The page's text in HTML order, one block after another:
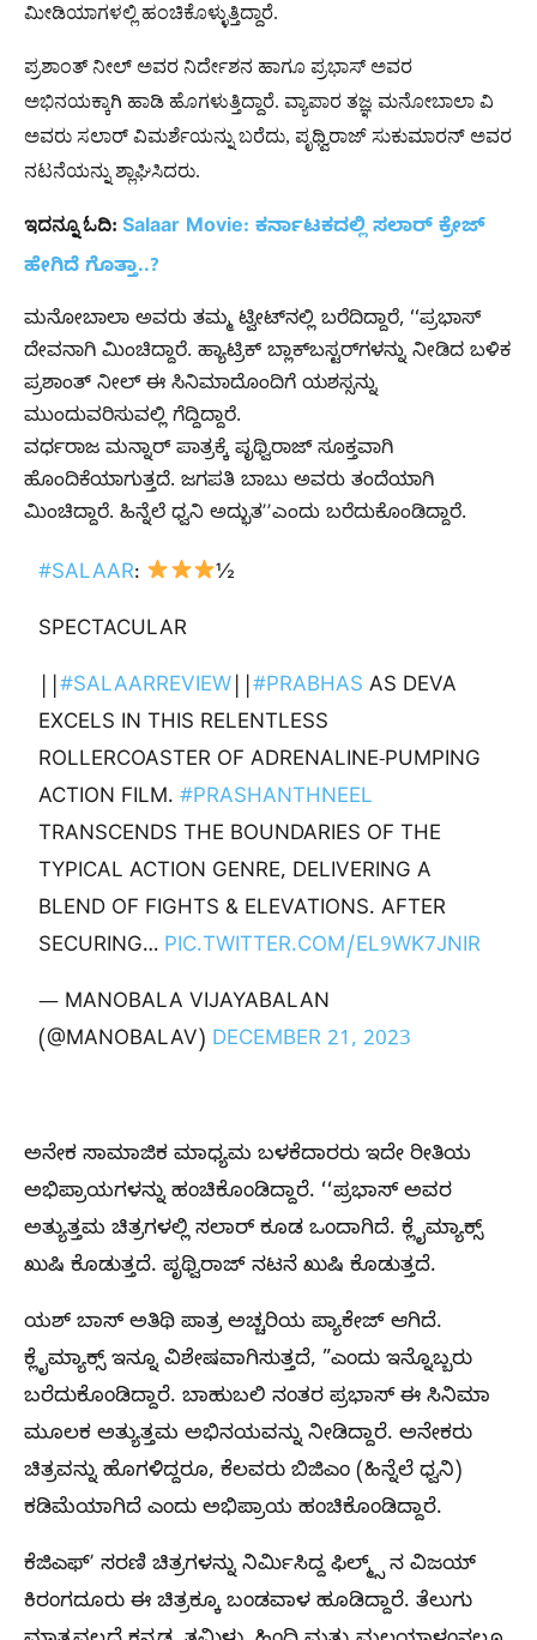
ಮೀಡಿಯಾಗಳಲ್ಲಿ ಹಂಚಿಕೊಳ್ಳುತ್ತಿದ್ದಾರೆ.
ಪ್ರಶಾಂತ್ ನೀಲ್ ಅವರ ನಿರ್ದೇಶನ ಹಾಗೂ ಪ್ರಭಾಸ್ ಅವರ
ಅಭಿನಯಕ್ಕಾಗಿ ಹಾಡಿ ಹೊಗಳುತ್ತಿದ್ದಾರೆ. ವ್ಯಾಪಾರ ತಜ್ಞ ಮನೋಬಾಲಾ ವಿ
ಅವರು ಸಲಾರ್ ವಿಮರ್ಶೆಯನ್ನು ಬರೆದು, ಪೃಥ್ವಿರಾಜ್ ಸುಕುಮಾರನ್ ಅವರ
ನಟನೆಯನ್ನು ಶ್ಲಾಘಿಸಿದರು.
ಇದನ್ನೂ ಓದಿ: Salaar Movie: ಕರ್ನಾಟಕದಲ್ಲಿ ಸಲಾರ್ ಕ್ರೇಜ್
ಹೇಗಿದೆ ಗೊತ್ತಾ..?
ಮನೋಬಾಲಾ ಅವರು ತಮ್ಮ ಟ್ವೀಟ್‌ನಲ್ಲಿ ಬರೆದಿದ್ದಾರೆ, ʻʻಪ್ರಭಾಸ್
ದೇವನಾಗಿ ಮಿಂಚಿದ್ದಾರೆ. ಹ್ಯಾಟ್ರಿಕ್ ಬ್ಲಾಕ್‌ಬಸ್ಟರ್‌ಗಳನ್ನು ನೀಡಿದ ಬಳಿಕ
ಪ್ರಶಾಂತ್‌ ನೀಲ್‌ ಈ ಸಿನಿಮಾದೊಂದಿಗೆ ಯಶಸ್ಸನ್ನು
ಮುಂದುವರಿಸುವಲ್ಲಿ ಗೆದ್ದಿದ್ದಾರೆ.
ವರ್ಧರಾಜ ಮನ್ನಾರ್ ಪಾತ್ರಕ್ಕೆ ಪೃಥ್ವಿರಾಜ್ ಸೂಕ್ತವಾಗಿ
ಹೊಂದಿಕೆಯಾಗುತ್ತದೆ. ಜಗಪತಿ ಬಾಬು ಅವರು ತಂದೆಯಾಗಿ
ಮಿಂಚಿದ್ದಾರೆ. ಹಿನ್ನೆಲೆ ಧ್ವನಿ ಅದ್ಭುತʼʼಎಂದು ಬರೆದುಕೊಂಡಿದ್ದಾರೆ.
#SALAAR: ½
SPECTACULAR
||#SALAARREVIEW ||#PRABHAS AS DEVA
EXCELS IN THIS RELENTLESS
ROLLERCOASTER OF ADRENALINE-PUMPING
ACTION FILM.#PRASHANTHNEEL
TRANSCENDS THE BOUNDARIES OF THE
TYPICAL ACTION GENRE, DELIVERING A
BLEND OF FIGHTS & ELEVATIONS. AFTER
SECURING… PIC.TWITTER.COM/EL9WK7JNIR
— MANOBALA VIJAYABALAN
(@MANOBALAV) DECEMBER 21, 2023
ಅನೇಕ ಸಾಮಾಜಿಕ ಮಾಧ್ಯಮ ಬಳಕೆದಾರರು ಇದೇ ರೀತಿಯ
ಅಭಿಪ್ರಾಯಗಳನ್ನು ಹಂಚಿಕೊಂಡಿದ್ದಾರೆ. ʻʻಪ್ರಭಾಸ್ ಅವರ
ಅತ್ಯುತ್ತಮ ಚಿತ್ರಗಳಲ್ಲಿ ಸಲಾರ್‌ ಕೂಡ ಒಂದಾಗಿದೆ. ಕ್ಲೈಮ್ಯಾಕ್ಸ್
ಖುಷಿ ಕೊಡುತ್ತದೆ. ಪೃಥ್ವಿರಾಜ್ ನಟನೆ ಖುಷಿ ಕೊಡುತ್ತದೆ.
ಯಶ್‌ ಬಾಸ್‌ ಅತಿಥಿ ಪಾತ್ರ ಅಚ್ಚರಿಯ ಪ್ಯಾಕೇಜ್ ಆಗಿದೆ.
ಕ್ಲೈಮ್ಯಾಕ್ಸ್ ಇನ್ನೂ ವಿಶೇಷವಾಗಿಸುತ್ತದೆ, ”ಎಂದು ಇನ್ನೊಬ್ಬರು
ಬರೆದುಕೊಂಡಿದ್ದಾರೆ. ಬಾಹುಬಲಿ ನಂತರ ಪ್ರಭಾಸ್‌ ಈ ಸಿನಿಮಾ
ಮೂಲಕ ಅತ್ಯುತ್ತಮ ಅಭಿನಯವನ್ನು ನೀಡಿದ್ದಾರೆ. ಅನೇಕರು
ಚಿತ್ರವನ್ನು ಹೊಗಳಿದ್ದರೂ, ಕೆಲವರು ಬಿಜಿಎಂ (ಹಿನ್ನೆಲೆ ಧ್ವನಿ)
ಕಡಿಮೆಯಾಗಿದೆ ಎಂದು ಅಭಿಪ್ರಾಯ ಹಂಚಿಕೊಂಡಿದ್ದಾರೆ.
ಕೆಜಿಎಫ್‌ʼ ಸರಣಿ ಚಿತ್ರಗಳನ್ನು ನಿರ್ಮಿಸಿದ್ದ ಫಿಲ್ಮ್ಸ್‌ ನ ವಿಜಯ್‌
ಕಿರಂಗದೂರು ಈ ಚಿತ್ರಕ್ಕೂ ಬಂಡವಾಳ ಹೂಡಿದ್ದಾರೆ. ತೆಲುಗು